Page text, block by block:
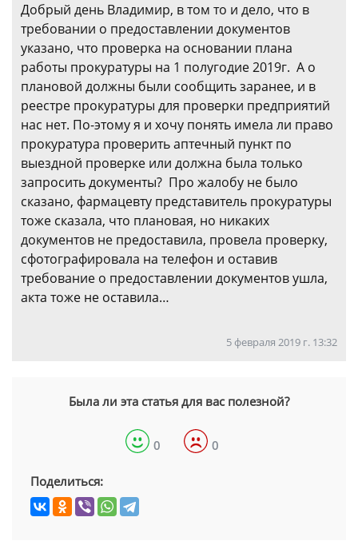
Добрый день Владимир, в том то и дело, что в
требовании о предоставлении документов
указано, что проверка на основании плана
работы прокуратуры на 1 полугодие 2019г. А о
плановой должны были сообщить заранее, и в
реестре прокуратуры для проверки предприятий
нас нет. По-этому я и хочу понять имела ли право
прокуратура проверить аптечный пункт по
выездной проверке или должна была только
запросить документы? Про жалобу не было
сказано, фармацевту представитель прокуратуры
тоже сказала, что плановая, но никаких
документов не предоставила, провела проверку,
сфотографировала на телефон и оставив
требование о предоставлении документов ушла,
акта тоже не оставила…
5 февраля 2019 г. 13:32
Была ли эта статья для вас полезной?
0 0
Поделиться: